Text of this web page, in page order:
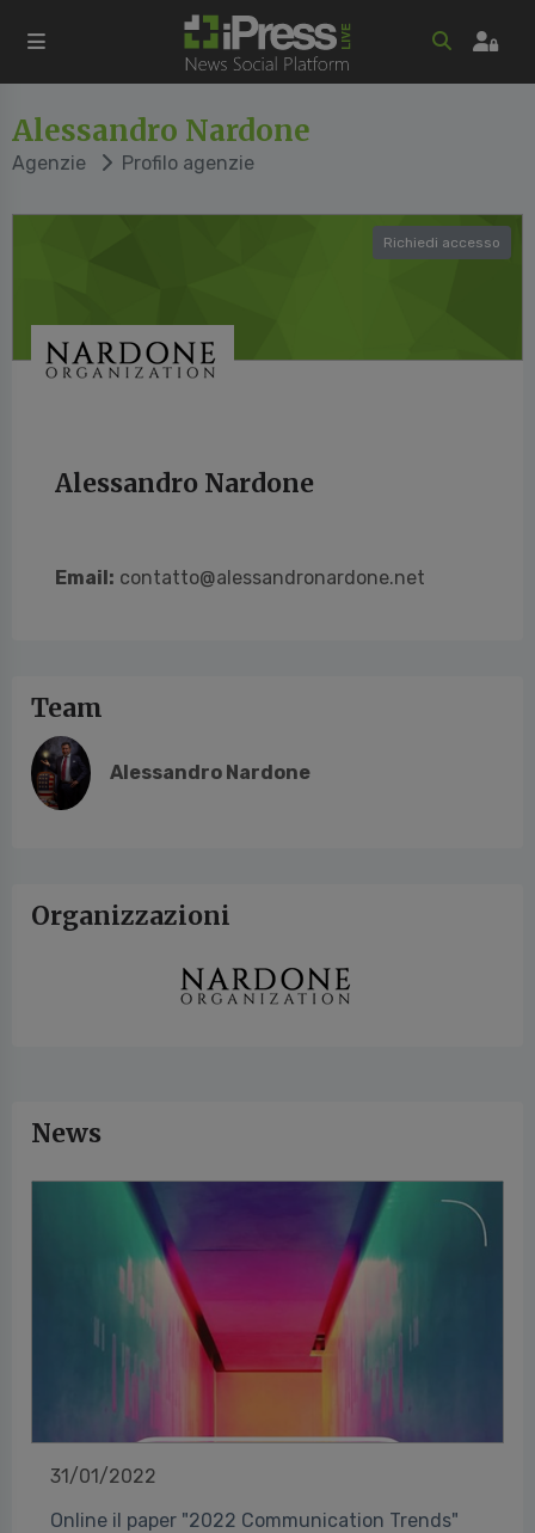
Alessandro Nardone
Agenzie Profilo agenzie
Richiedi accesso
Alessandro Nardone
Email: contatto@alessandronardone.net
Team
Alessandro Nardone
Organizzazioni
News
31/01/2022
Online il paper "2022 Communication Trends"